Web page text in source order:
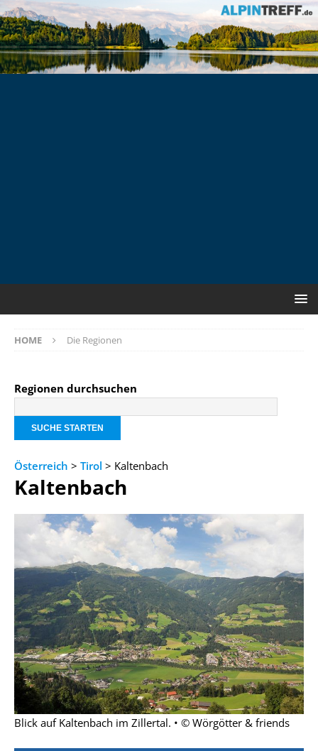
HOME Die Regionen
Regionen durchsuchen
Österreich > Tirol > Kaltenbach
Kaltenbach
Blick auf Kaltenbach im Zillertal. • © Wörgötter & friends